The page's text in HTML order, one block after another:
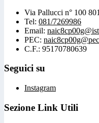
Via Pallucci n° 100
Tel: 081/7269986
Email:
PEC:
C.F.: 95170780639
Seguici su
Instagram
Sezione Link Utili